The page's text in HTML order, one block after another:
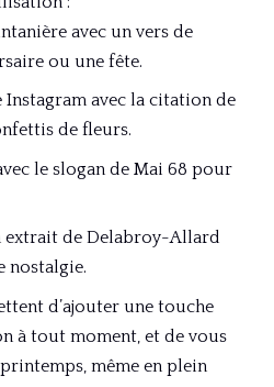
avec un vers de
ou une fête.
Instagram avec la citation de
de fleurs.
le slogan de Mai 68 pour
extrait de Delabroy-Allard
nostalgie.
d’ajouter une touche
à tout moment, et de vous
même en plein